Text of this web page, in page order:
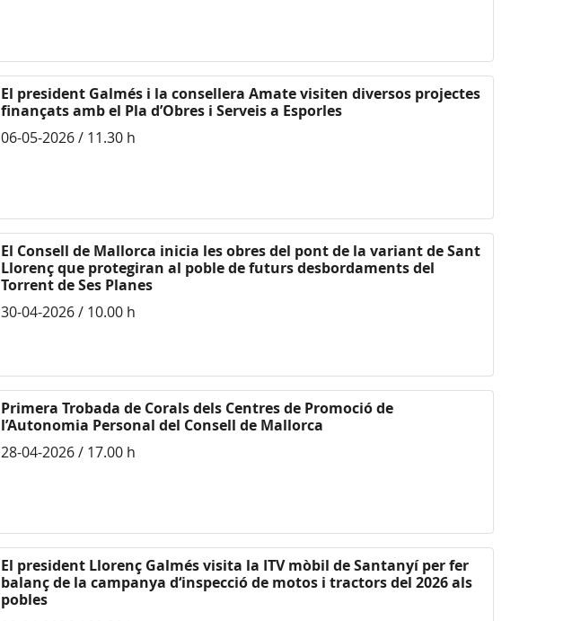
El president Galmés i la consellera Amate visiten diversos projectes
finançats amb el Pla d’Obres i Serveis a Esporles
06-05-2026 / 11.30 h
El Consell de Mallorca inicia les obres del pont de la variant de Sant
Llorenç que protegiran al poble de futurs desbordaments del
Torrent de Ses Planes
30-04-2026 / 10.00 h
Primera Trobada de Corals dels Centres de Promoció de
l’Autonomia Personal del Consell de Mallorca
28-04-2026 / 17.00 h
El president Llorenç Galmés visita la ITV mòbil de Santanyí per fer
balanç de la campanya d‘inspecció de motos i tractors del 2026 als
pobles